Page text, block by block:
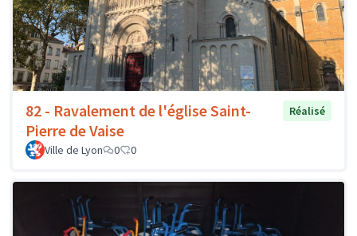
82 - Ravalement de l'église Saint-
Pierre de Vaise
Réalisé
Ville de Lyon 0 0